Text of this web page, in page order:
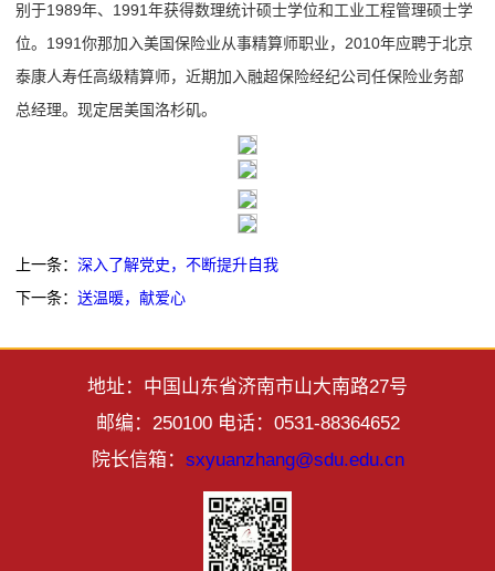
别于1989年、1991年获得数理统计硕士学位和工业工程管理硕士学
位。1991你那加入美国保险业从事精算师职业，2010年应聘于北京
泰康人寿任高级精算师，近期加入融超保险经纪公司任保险业务部
总经理。现定居美国洛杉矶。
上一条：深入了解党史，不断提升自我
下一条：送温暖，献爱心
地址：中国山东省济南市山大南路27号
邮编：250100 电话：0531-88364652
院长信箱： sxyuanzhang@sdu.edu.cn